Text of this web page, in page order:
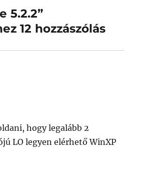
5.2.2”
12 hozzászólás
hogy legalább 2
LO legyen elérhető WinXP